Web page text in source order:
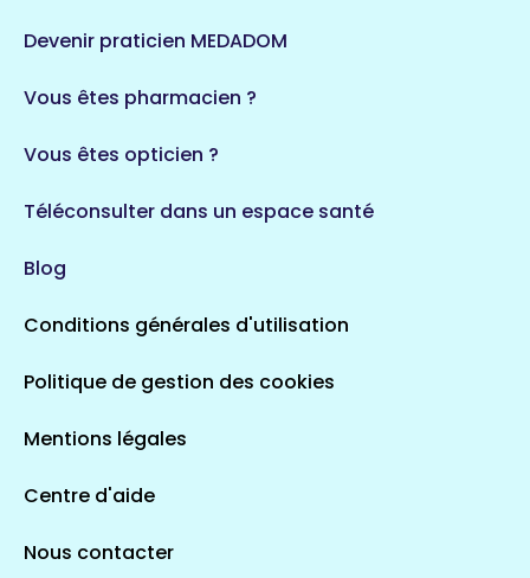
124 espaces de santé
Auvergne-Rhône-Alpes
720 espaces de santé
693 espaces de santé
324 espaces de santé
Maine-et-Loire
Loiret
Loir-et-Cher
1 espaces de santé
Devenir praticien MEDADOM
Vous êtes pharmacien ?
Vous êtes opticien ?
Téléconsulter dans un espace santé
Blog
Conditions générales d'utilisation
Politique de gestion des cookies
Mentions légales
Centre d'aide
Nous contacter